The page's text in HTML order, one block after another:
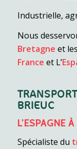
Industrielle,
Nous
Bretagne et les
France et L’
BRIEUC
L’ESPAGNE
Spécialiste du